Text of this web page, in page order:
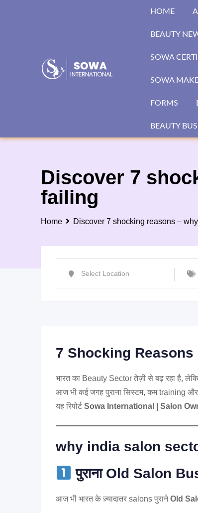
HOME
BEAUTY
SOWA
SOWA
FORMS
BEAUTY
Discover 7
failing
Home Discover 7 shocking reasons –
7 Shocking
भारत का Beauty Sector तेज़ी से बढ़ रहा है,
आज भी कई जगह पुराना सिस्टम, कम training
यह रिपोर्टSowa International | Salon
why india salon
पुराना Old Salon
आज भी भारत के ज़्यादातर salons पुरानेOld